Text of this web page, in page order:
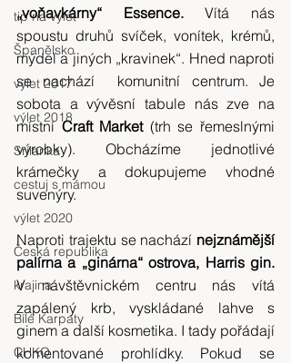
tip na výlet
Španělsko
výlet 2017
výlet 2018
Srílanka
cestuj s mámou
výlet 2020
Česká republika
krajina
Bílé Karpaty
CHKO
„voňavkárny“ Essence. Vítá nás
spoustu druhů svíček, vonítek, krémů,
mýdel a jiných „kravinek“. Hned naproti
se nachází  komunitní centrum. Je
sobota a vývěsní tabule nás zve na
místní Craft Market (trh se řemeslnými
výrobky). Obcházíme jednotlivé
krámečky a dokupujeme vhodné
suvenýry.
Naproti trajektu se nachází nejznámější
V návštěvnickém centru nás vítá
zapálený krb, vyskládané lahve s
ginem a další kosmetika. I tady pořádají
komentované prohlídky. Pokud se